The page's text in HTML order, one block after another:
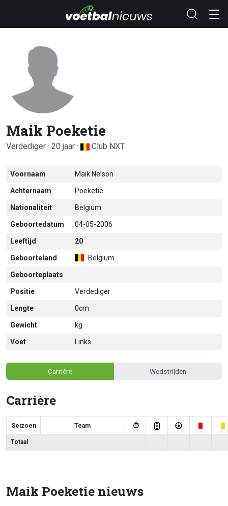
Maik Poeketie
Verdediger · 20 jaar · Club NXT
Voornaam Maik Nelson
Achternaam Poeketie
Nationaliteit Belgium
Geboortedatum 04-05-2006
Leeftijd 20
Geboorteland Belgium
Geboorteplaats
Positie Verdediger
Lengte 0cm
Gewicht kg
Voet Links
Carrière Wedstrijden
Carrière
Seizoen Team
Totaal
Maik Poeketie nieuws